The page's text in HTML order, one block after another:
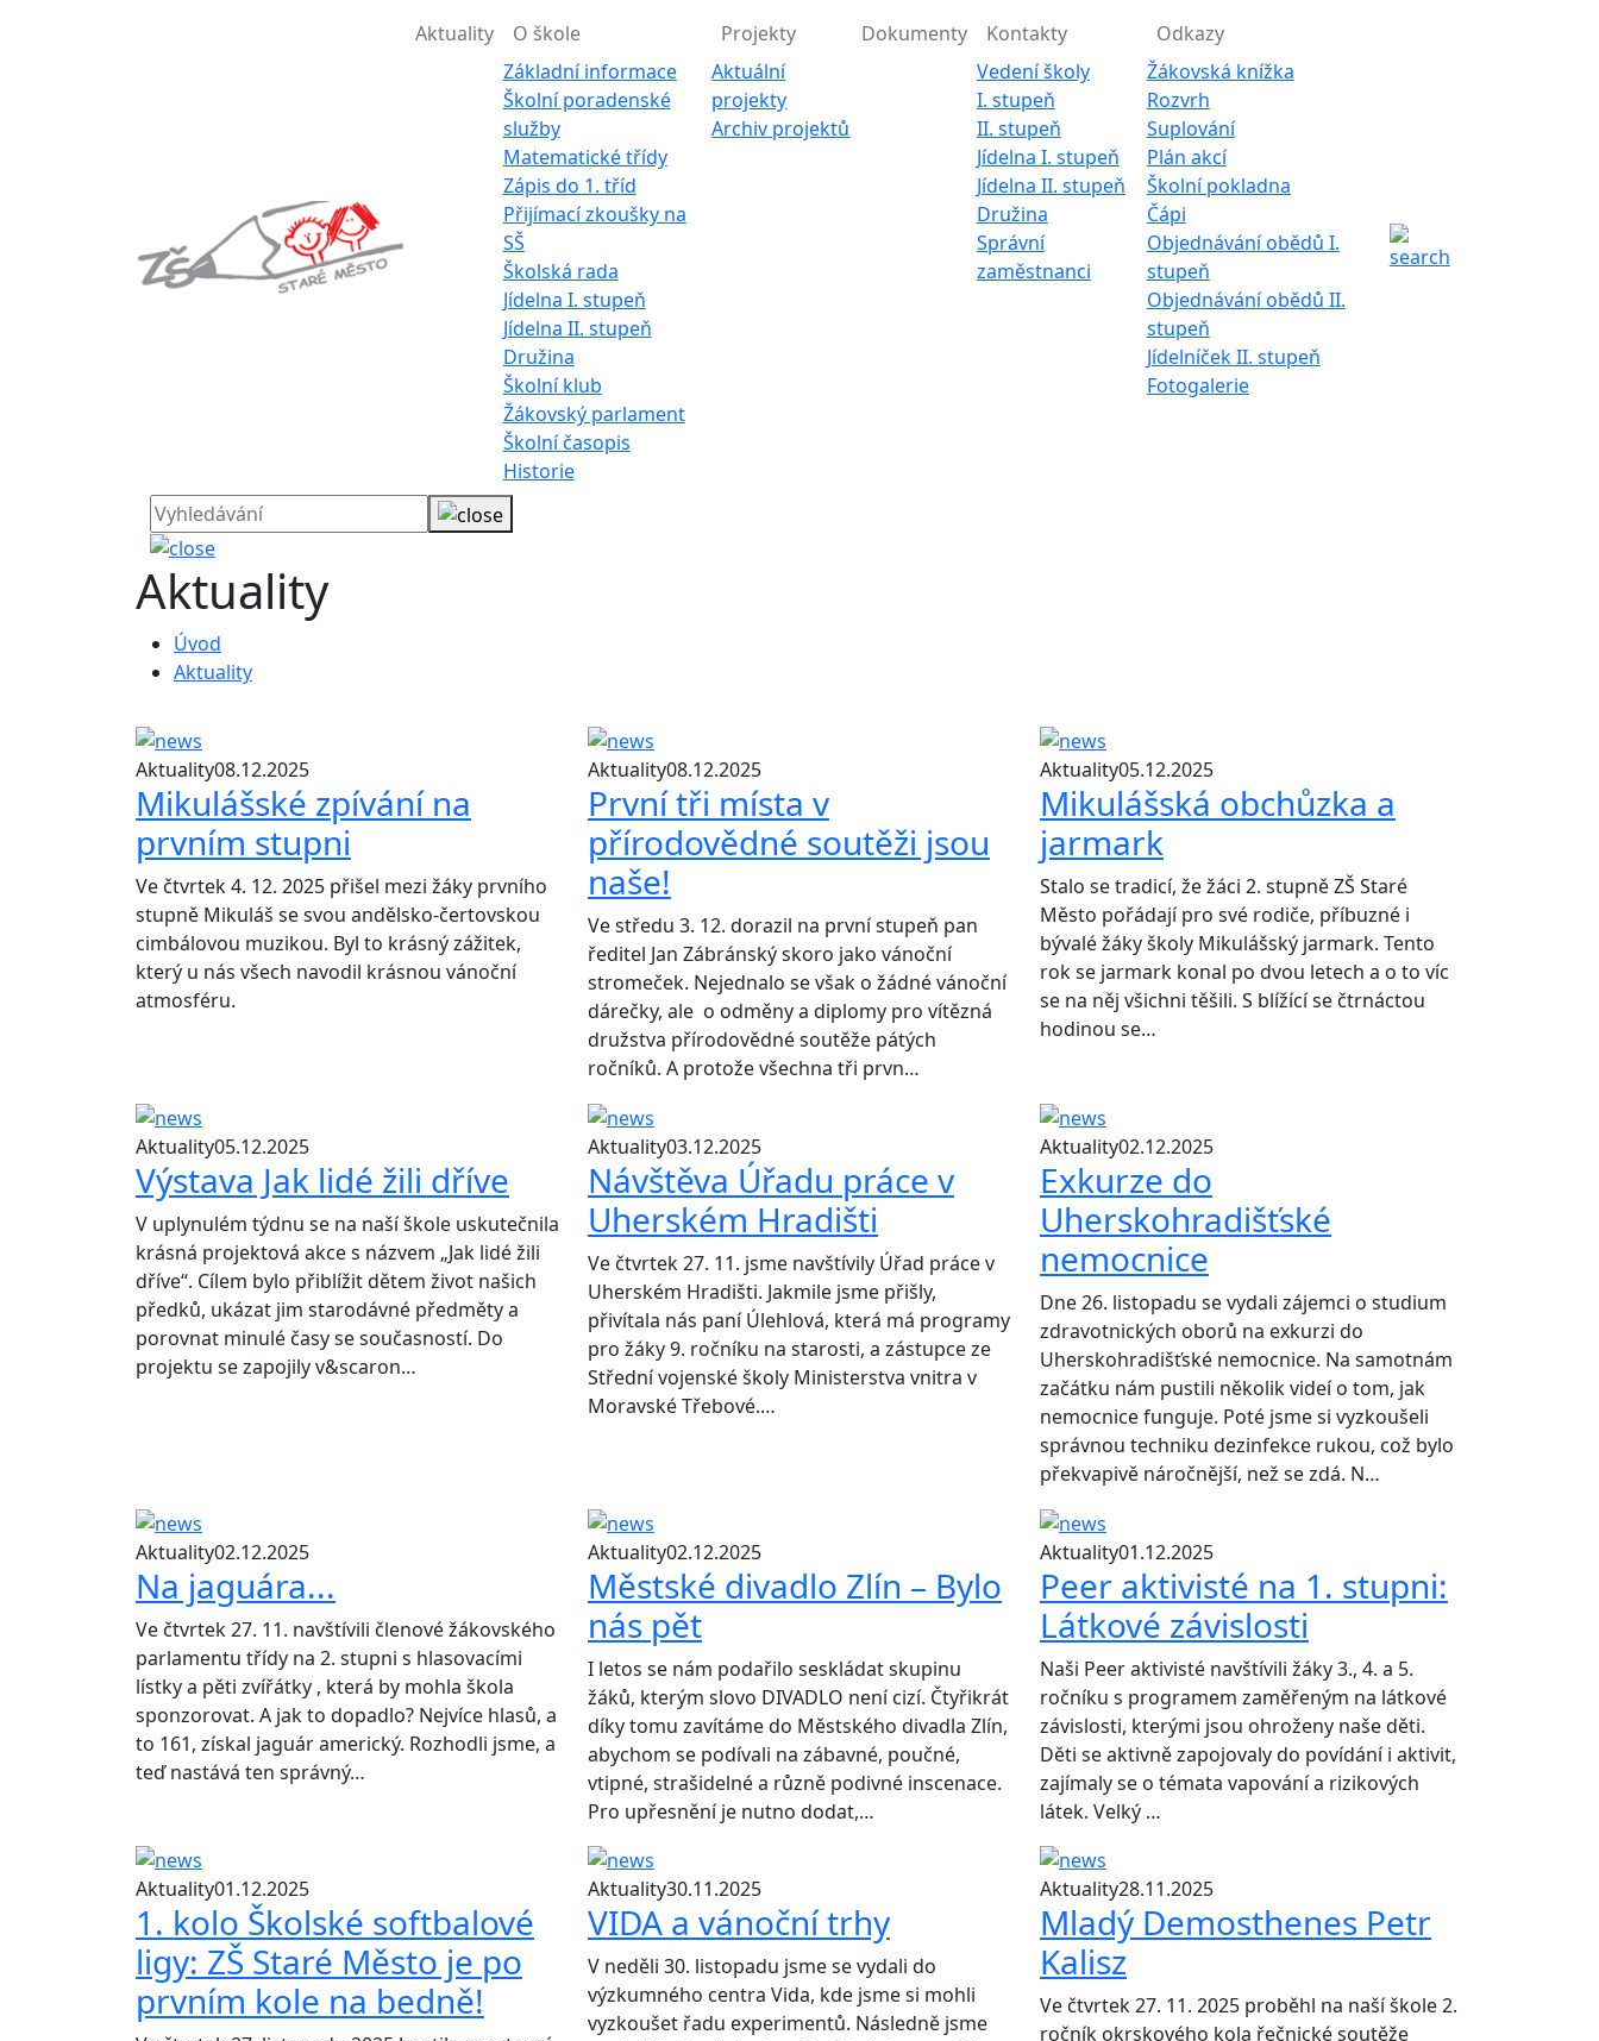
Aktuality
O škole
Základní informace
Školní poradenské
služby
Matematické třídy
Zápis do 1. tříd
Přijímací zkoušky na
SŠ
Školská rada
Jídelna I. stupeň
Jídelna II. stupeň
Družina
Školní klub
Žákovský parlament
Školní časopis
Historie
Projekty
Aktuální
projekty
Archiv projektů
Dokumenty
Kontakty
Vedení školy
I. stupeň
II. stupeň
Jídelna I. stupeň
Jídelna II. stupeň
Družina
Správní
zaměstnanci
Odkazy
Žákovská knížka
Rozvrh
Suplování
Plán akcí
Školní pokladna
Čápi
Objednávání obědů I.
stupeň
Objednávání obědů II.
stupeň
Jídelníček II. stupeň
Fotogalerie
Aktuality
Úvod
Aktuality
Aktuality08.12.2025
Mikulášské zpívání na
prvním stupni
Ve čtvrtek 4. 12. 2025 přišel mezi žáky prvního
stupně Mikuláš se svou andělsko-čertovskou
cimbálovou muzikou. Byl to krásný zážitek,
který u nás všech navodil krásnou vánoční
atmosféru.
Aktuality08.12.2025
První tři místa v
přírodovědné soutěži jsou
naše!
Ve středu 3. 12. dorazil na první stupeň pan
ředitel Jan Zábránský skoro jako vánoční
stromeček. Nejednalo se však o žádné vánoční
dárečky, ale o odměny a diplomy pro vítězná
družstva přírodovědné soutěže pátých
ročníků. A protože všechna tři prvn…
Aktuality05.12.2025
Mikulášská obchůzka a
jarmark
Stalo se tradicí, že žáci 2. stupně ZŠ Staré
Město pořádají pro své rodiče, příbuzné i
bývalé žáky školy Mikulášský jarmark. Tento
rok se jarmark konal po dvou letech a o to víc
se na něj všichni těšili. S blížící se čtrnáctou
hodinou se…
Aktuality05.12.2025
Výstava Jak lidé žili dříve
V uplynulém týdnu se na naší škole uskutečnila
krásná projektová akce s názvem „Jak lidé žili
dříve“. Cílem bylo přiblížit dětem život našich
předků, ukázat jim starodávné předměty a
porovnat minulé časy se současností. Do
projektu se zapojily v&scaron…
Aktuality03.12.2025
Návštěva Úřadu práce v
Uherském Hradišti
Ve čtvrtek 27. 11. jsme navštívily Úřad práce v
Uherském Hradišti. Jakmile jsme přišly,
přivítala nás paní Úlehlová, která má programy
pro žáky 9. ročníku na starosti, a zástupce ze
Střední vojenské školy Ministerstva vnitra v
Moravské Třebové.…
Aktuality02.12.2025
Exkurze do
Uherskohradišťské
nemocnice
Dne 26. listopadu se vydali zájemci o studium
zdravotnických oborů na exkurzi do
Uherskohradišťské nemocnice. Na samotnám
začátku nám pustili několik videí o tom, jak
nemocnice funguje. Poté jsme si vyzkoušeli
správnou techniku dezinfekce rukou, což bylo
překvapivě náročnější, než se zdá. N…
Aktuality02.12.2025
Na jaguára...
Ve čtvrtek 27. 11. navštívili členové žákovského
parlamentu třídy na 2. stupni s hlasovacími
lístky a pěti zvířátky , která by mohla škola
sponzorovat. A jak to dopadlo? Nejvíce hlasů, a
to 161, získal jaguár americký. Rozhodli jsme, a
teď nastává ten správný…
Aktuality02.12.2025
Městské divadlo Zlín – Bylo
nás pět
I letos se nám podařilo seskládat skupinu
žáků, kterým slovo DIVADLO není cizí. Čtyřikrát
díky tomu zavítáme do Městského divadla Zlín,
abychom se podívali na zábavné, poučné,
vtipné, strašidelné a různě podivné inscenace.
Pro upřesnění je nutno dodat,…
Aktuality01.12.2025
Peer aktivisté na 1. stupni:
Látkové závislosti
Naši Peer aktivisté navštívili žáky 3., 4. a 5.
ročníku s programem zaměřeným na látkové
závislosti, kterými jsou ohroženy naše děti.
Děti se aktivně zapojovaly do povídání i aktivit,
zajímaly se o témata vapování a rizikových
látek. Velký …
Aktuality01.12.2025
1. kolo Školské softbalové
ligy: ZŠ Staré Město je po
prvním kole na bedně!
Aktuality30.11.2025
VIDA a vánoční trhy
V neděli 30. listopadu jsme se vydali do
výzkumného centra Vida, kde jsme si mohli
vyzkoušet řadu experimentů. Následně jsme
Aktuality28.11.2025
Mladý Demosthenes Petr
Kalisz
Ve čtvrtek 27. 11. 2025 proběhl na naší škole 2.
ročník okrskového kola řečnické soutěže